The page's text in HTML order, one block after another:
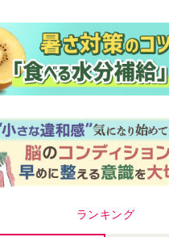
ランキング